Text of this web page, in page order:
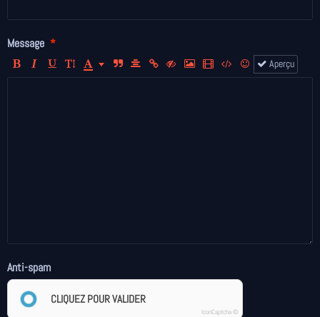
Message
Aperçu
Anti-spam
CLIQUEZ POUR VALIDER
IconCaptcha ©